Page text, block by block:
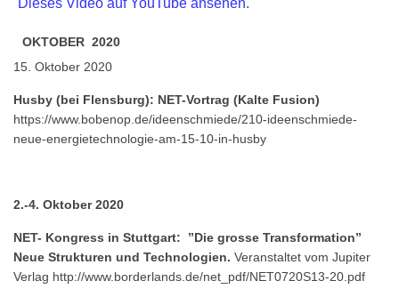
OKTOBER 2020
15. Oktober 2020
Husby (bei Flensburg): NET-Vortrag (Kalte Fusion)
https://www.bobenop.de/ideenschmiede/210-ideenschmiede-
neue-energietechnologie-am-15-10-in-husby
2.-4. Oktober 2020
NET- Kongress in Stuttgart: ”Die grosse Transformation”
Neue Strukturen und Technologien. Veranstaltet vom Jupiter
Verlag http://www.borderlands.de/net_pdf/NET0720S13-20.pdf